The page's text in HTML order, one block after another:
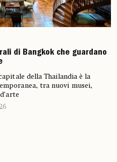
di Bangkok che guardano
della Thailandia è la
tra nuovi musei,